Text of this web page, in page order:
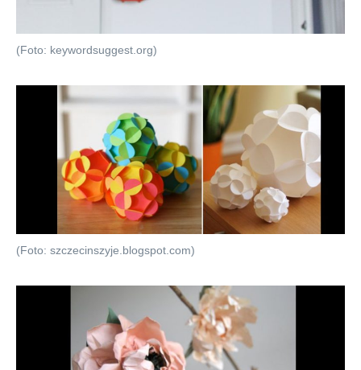
(Foto: keywordsuggest.org)
(Foto: szczecinszyje.blogspot.com)